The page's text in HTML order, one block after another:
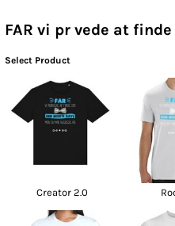
FAR vi pr vede at finde
Select Product
Creator 2.0